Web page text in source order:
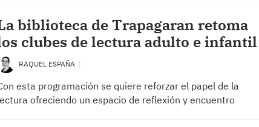
biblioteca de Trapagaran retoma
clubes de lectura adulto e infantil
RAQUEL ESPAÑA
esta programación se quiere reforzar el papel de la
ofreciendo un espacio de reflexión y encuentro